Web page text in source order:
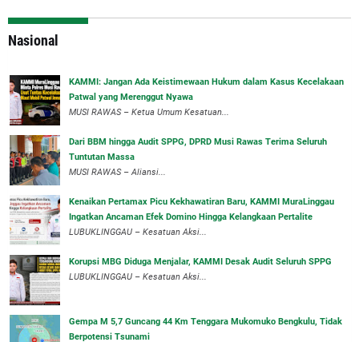
Nasional
‎KAMMI: Jangan Ada Keistimewaan Hukum dalam Kasus Kecelakaan
Patwal yang Merenggut Nyawa
‎MUSI RAWAS – Ketua Umum Kesatuan...
Dari BBM hingga Audit SPPG, DPRD Musi Rawas Terima Seluruh
Tuntutan Massa
MUSI RAWAS – Aliansi...
‎Kenaikan Pertamax Picu Kekhawatiran Baru, KAMMI MuraLinggau
Ingatkan Ancaman Efek Domino Hingga Kelangkaan Pertalite
‎LUBUKLINGGAU – Kesatuan Aksi...
Korupsi MBG Diduga Menjalar, KAMMI Desak Audit Seluruh SPPG
‎LUBUKLINGGAU – Kesatuan Aksi...
Gempa M 5,7 Guncang 44 Km Tenggara Mukomuko Bengkulu, Tidak
Berpotensi Tsunami